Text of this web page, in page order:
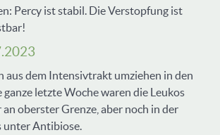
Percy ist stabil. Die Verstopfung ist
aus dem Intensivtrakt umziehen in den
letzte Woche waren die Leukos
oberster Grenze, aber noch in der
unter Antibiose.